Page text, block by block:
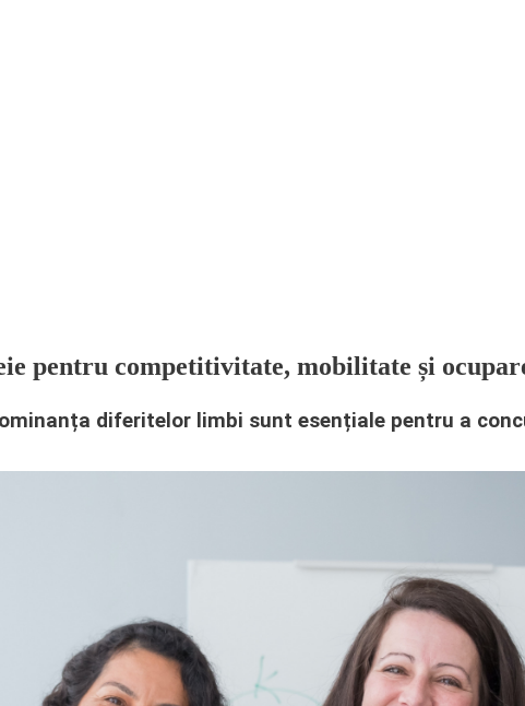
pentru competitivitate, mobilitate și
diferitelor limbi sunt esențiale pentru a